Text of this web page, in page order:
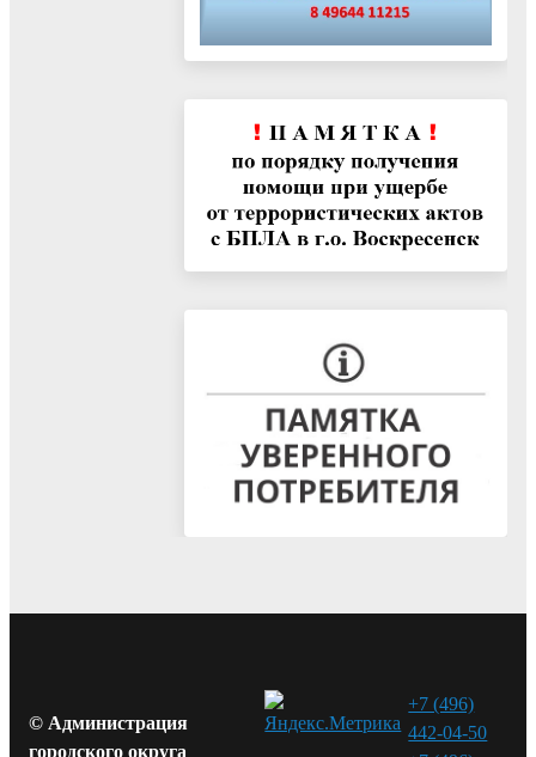
© Администрация
городского округа
+7 (496)
442-04-50